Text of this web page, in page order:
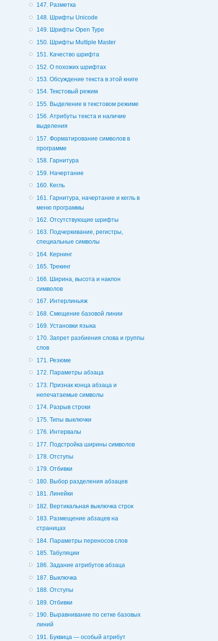
147. Разметка
148. Шрифты Unicode
149. Шрифты Ореn Туре
150. Шрифты Multiple Master
151. Качество шрифта
152. О похожих шрифтах
153. Обсуждение текста в этой книге
154. Текстовый режим
155. Выделение в текстовом режиме
156. Атрибуты текста и наличие
выделения
157. Форматирование символов в
программе
158. Гарнитура
159. Начертание
160. Кегль
161. Гарнитура, начертание и кегль в
меню программы
162. Отсутствующие шрифты
163. Подчеркивание, регистры,
специальные символы
164. Кернинг
165. Трекинг
166. Ширина, высота и наклон
символов
167. Интерлиньяж
168. Смещение базовой линии
169. Установки языка
170. Запрет разбиения слова и группы
слов
171. Резюме
172. Параметры абзаца
173. Признак конца абзаца и
непечатаемые символы
174. Разрыв строки
175. Типы выключки
176. Интервалы
177. Подстройка ширины символов
178. Отступы
179. Отбивки
180. Выбор разделения абзацев
181. Линейки
182. Вертикальная выключка строк
183. Размещение абзацев на
страницах
184. Параметры переносов слов
185. Табуляции
186. Задание атрибутов абзаца
187. Выключка
188. Отступы
189. Отбивки
190. Выравнивание по сетке базовых
линий
191. Буквица — особый атрибут